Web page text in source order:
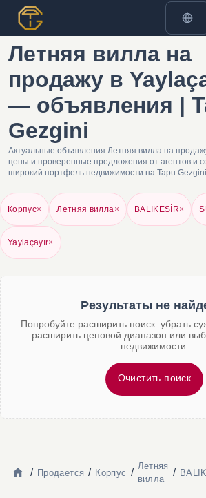
Летняя вилла на
продажу в
— объявления |
Gezgini
Актуальные объявления Летняя вилла на
цены и проверенные предложения от агентов и
широкий портфель недвижимости на Tapu
Корпус× Летняя вилла× BALIKESİR×
Yaylaçayır×
Результаты не
Попробуйте расширить поиск: убрать
расширить ценовой диапазон или
недвижимости.
Очистить поиск
/ Продается / Корпус /
Летняя
вилла
/